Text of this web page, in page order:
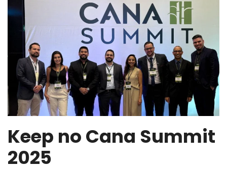
Keep no Cana Summit
2025